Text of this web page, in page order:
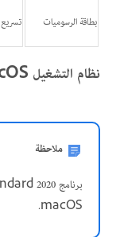
بطاقة الرسوميات
نظام التشغيل macOS
ملاحظة
macOS.